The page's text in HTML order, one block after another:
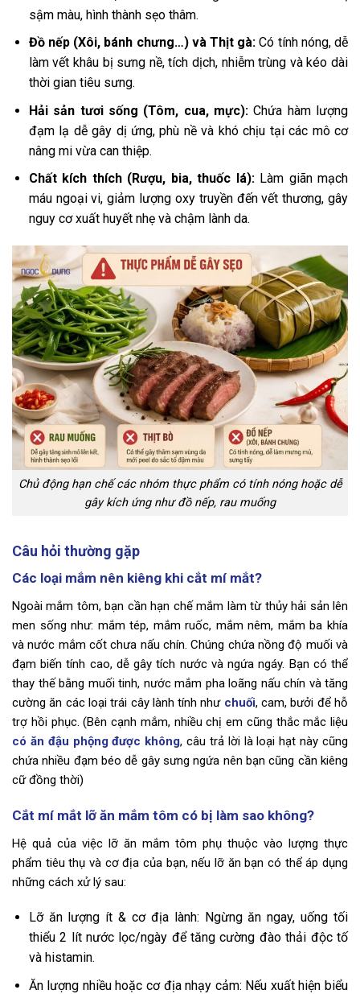
sậm màu, hình thành sẹo thâm.
Đồ nếp (Xôi, bánh chưng…) và Thịt gà:Có tính nóng, dễ
làm vết khâu bị sưng nề, tích dịch, nhiễm trùng và kéo dài
thời gian tiêu sưng.
Hải sản tươi sống (Tôm, cua, mực):Chứa hàm lượng
đạm lạ dễ gây dị ứng, phù nề và khó chịu tại các mô cơ
nâng mi vừa can thiệp.
Chất kích thích (Rượu, bia, thuốc lá): Làm giãn mạch
máu ngoại vi, giảm lượng oxy truyền đến vết thương, gây
nguy cơ xuất huyết nhẹ và chậm lành da.
Chủ động hạn chế các nhóm thực phẩm có tính nóng hoặc dễ
gây kích ứng như đồ nếp, rau muống
Câu hỏi thường gặp
Các loại mắm nên kiêng khi cắt mí mắt?
Ngoài mắm tôm, bạn cần hạn chế mắm làm từ thủy hải sản lên
men sống như: mắm tép, mắm ruốc, mắm nêm, mắm ba khía
và nước mắm cốt chưa nấu chín. Chúng chứa nồng độ muối và
đạm biến tính cao, dễ gây tích nước và ngứa ngáy. Bạn có thể
thay thế bằng muối tinh, nước mắm pha loãng nấu chín và tăng
cường ăn các loại trái cây lành tính như chuối, cam, bưởi để hỗ
trợ hồi phục. (Bên cạnh mắm, nhiều chị em cũng thắc mắc liệu
có ăn đậu phộng được không, câu trả lời là loại hạt này cũng
chứa nhiều đạm béo dễ gây sưng ngứa nên bạn cũng cần kiêng
cữ đồng thời)
Cắt mí mắt lỡ ăn mắm tôm có bị làm sao không?
Hệ quả của việc lỡ ăn mắm tôm phụ thuộc vào lượng thực
phẩm tiêu thụ và cơ địa của bạn, nếu lỡ ăn bạn có thể áp dụng
những cách xử lý sau:
Lỡ ăn lượng ít & cơ địa lành: Ngừng ăn ngay, uống tối
thiểu 2 lít nước lọc/ngày để tăng cường đào thải độc tố
và histamin.
Ăn lượng nhiều hoặc cơ địa nhạy cảm: Nếu xuất hiện biểu